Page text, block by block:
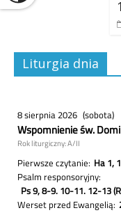
Liturgia dnia